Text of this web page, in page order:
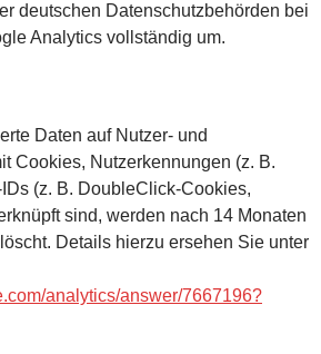
deutschen Datenschutzbehörden bei
Analytics vollständig um.
Daten auf Nutzer- und
Cookies, Nutzerkennungen (z. B.
(z. B. DoubleClick-Cookies,
sind, werden nach 14 Monaten
Details hierzu ersehen Sie unter
analytics/answer/7667196?